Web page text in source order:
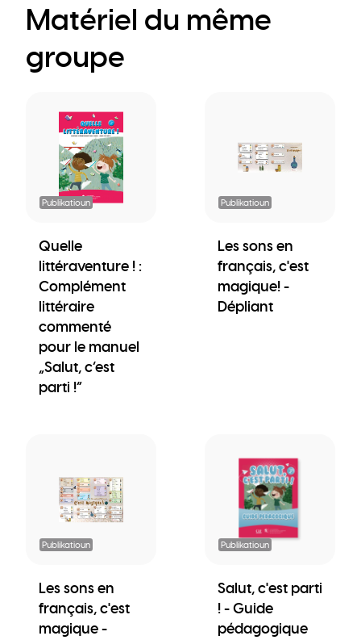
Matériel du même
groupe
Publikatioun
Quelle
littéraventure ! :
Complément
littéraire
commenté
pour le manuel
„Salut, c’est
parti !“
Publikatioun
Les sons en
français, c'est
magique! -
Dépliant
Publikatioun
Les sons en
français, c'est
magique -
Publikatioun
Salut, c'est parti
! - Guide
pédagogique